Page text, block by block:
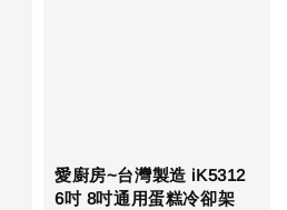
愛廚房~台灣製造 iK5312
6吋 8吋通用蛋糕冷卻架